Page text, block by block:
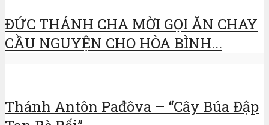
ĐỨC THÁNH CHA MỜI GỌI ĂN CHAY
CẦU NGUYỆN CHO HÒA BÌNH...
Thánh Antôn Pađôva – “Cây Búa Đập